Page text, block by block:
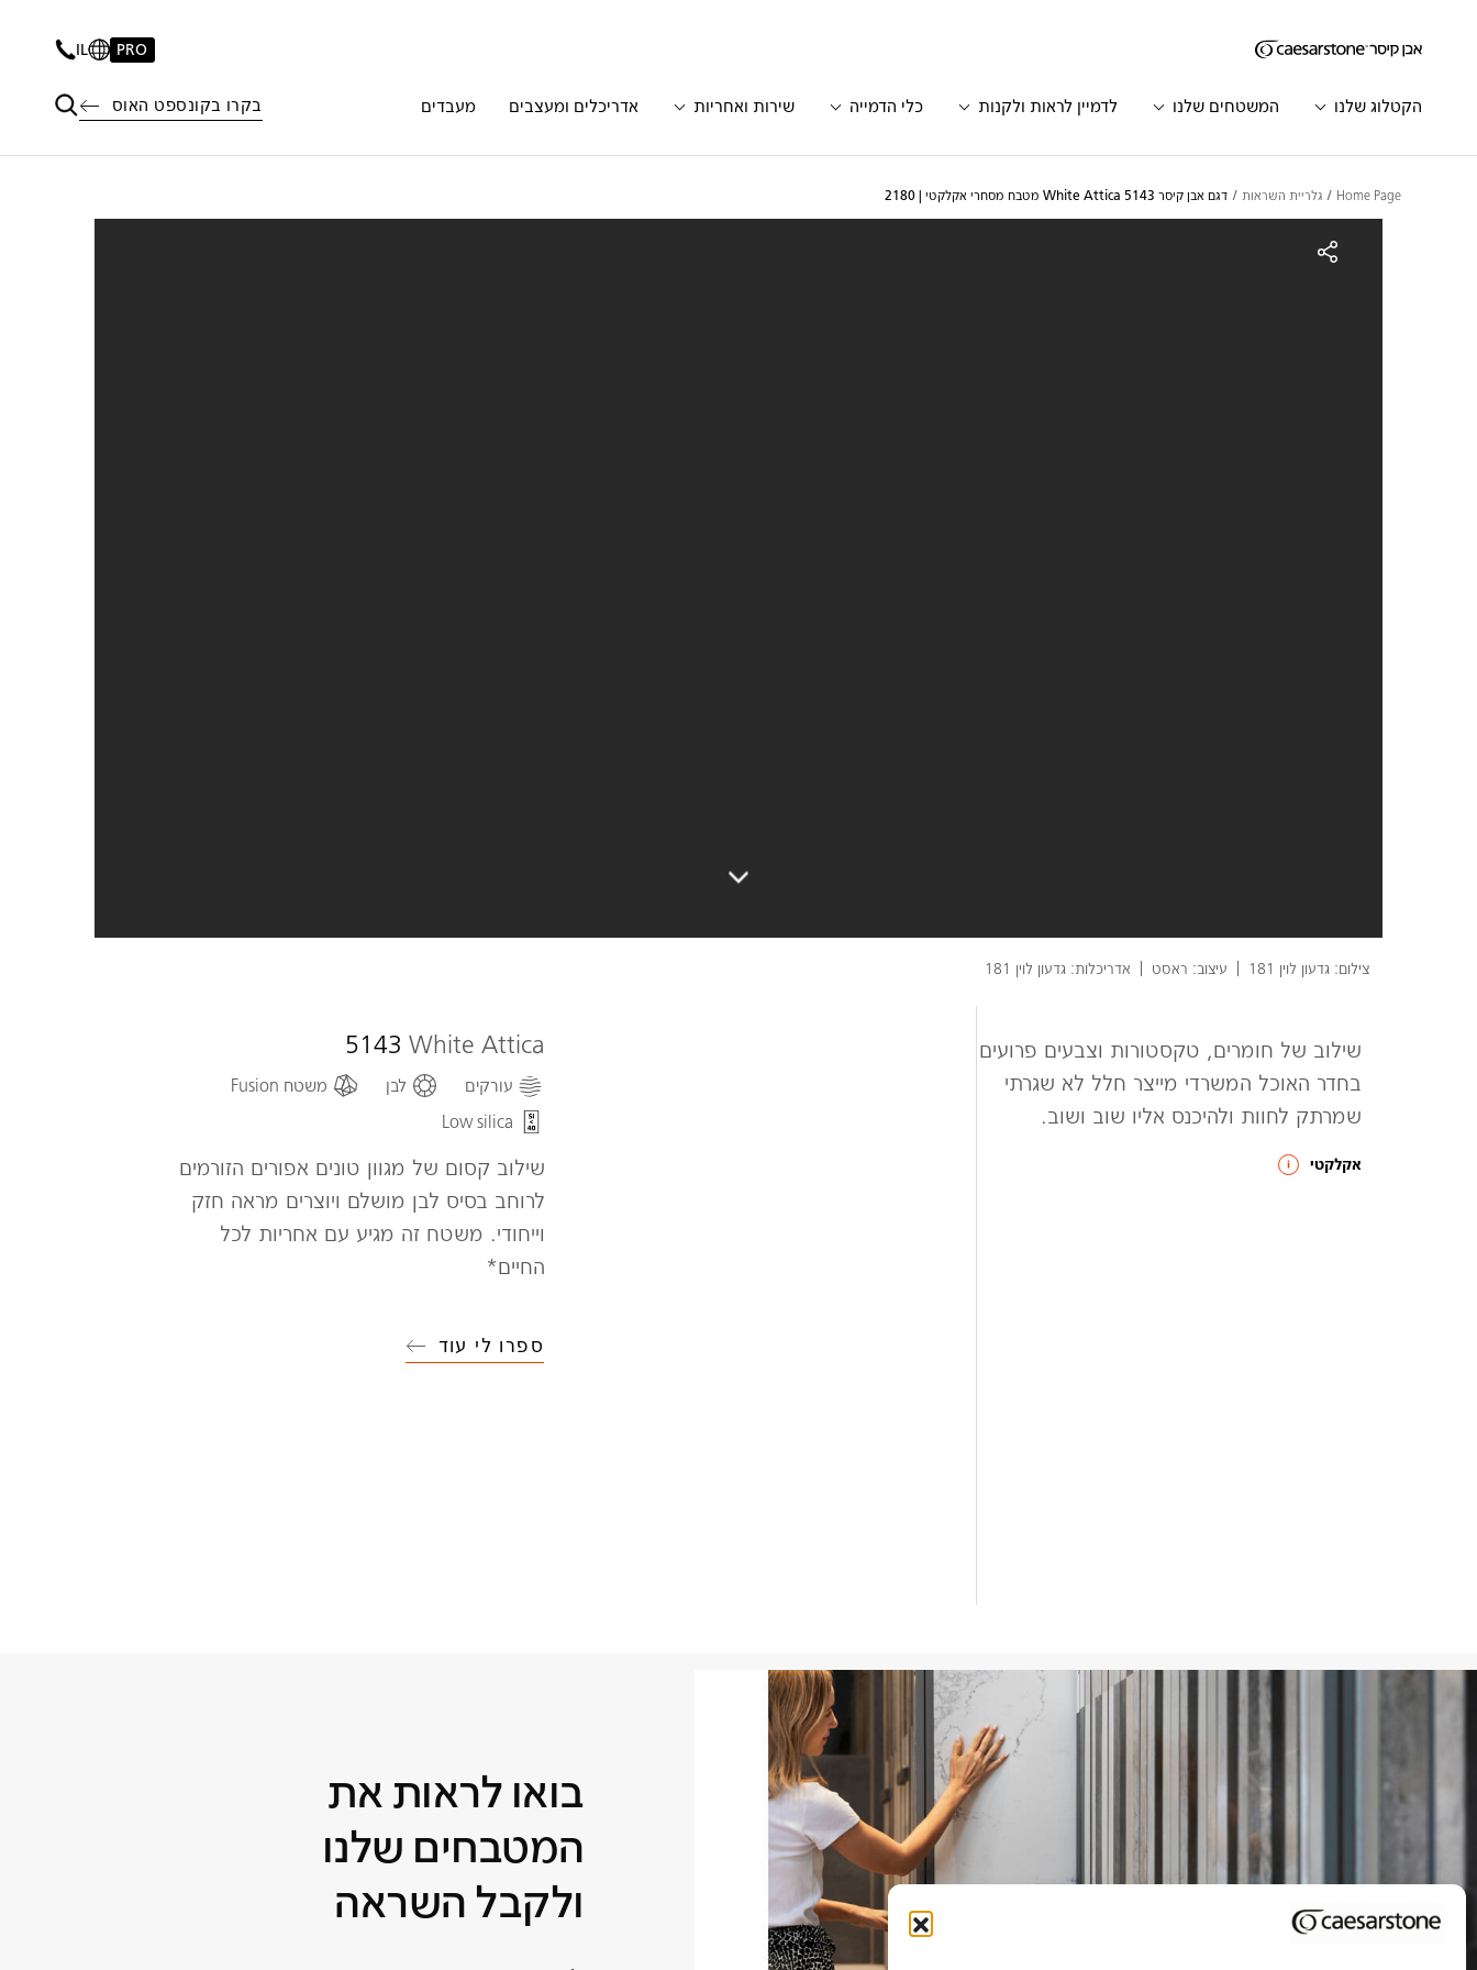
דילוג לתוכן המרכזי
PRO
IL
הקטלוג שלנו המשטחים שלנו לדמיין לראות ולקנות כלי הדמייה שירות ואחריות אדריכלים ומעצבים מעבדים בקרו בקונספט האוס
Skip to Main Footer
Home Page גלריית השראות דגם אבן קיסר 5143 White Attica מטבח מסחרי אקלקטי | 2180
דגם אבן קיסר 5143 White Attica מטבח מסחרי אקלקטי | 2180
צילום: גדעון לוין 181 עיצוב: ראסט אדריכלות: גדעון לוין 181
שילוב של חומרים, טקסטורות וצבעים פרועים
בחדר האוכל המשרדי מייצר חלל לא שגרתי
שמרתק לחוות ולהיכנס אליו שוב ושוב.
אקלקטי
5143 White Attica
עורקים לבן
משטח Fusion
Low silica
שילוב קסום של מגוון טונים אפורים הזורמים
לרוחב בסיס לבן מושלם ויוצרים מראה חזק
וייחודי. משטח זה מגיע עם אחריות לכל
החיים*
ספרו לי עוד
בואו לראות את
המטבחים שלנו
ולקבל השראה